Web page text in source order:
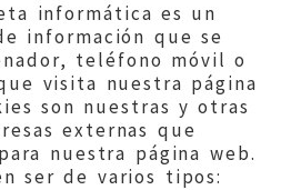
informática es un
información que se
teléfono móvil o
visita nuestra página
son nuestras y otras
externas que
nuestra página web.
ser de varios tipos: